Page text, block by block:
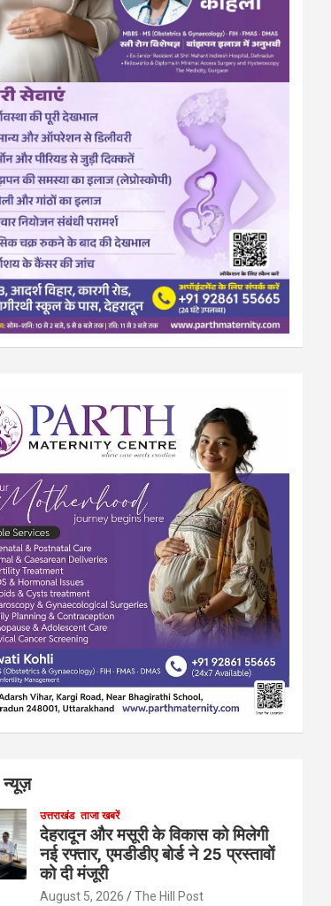
न्यूज़
उत्तराखंड ताजा खबरें
देहरादून और मसूरी के विकास को मिलेगी
नई रफ्तार, एमडीडीए बोर्ड ने 25 प्रस्तावों
को दी मंजूरी
August 5, 2026 The Hill Post